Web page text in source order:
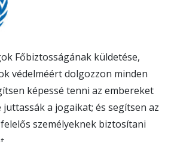
Főbiztosságának küldetése,
védelméért dolgozzon minden
képessé tenni az embereket
a jogaikat; és segítsen az
személyeknek biztosítani